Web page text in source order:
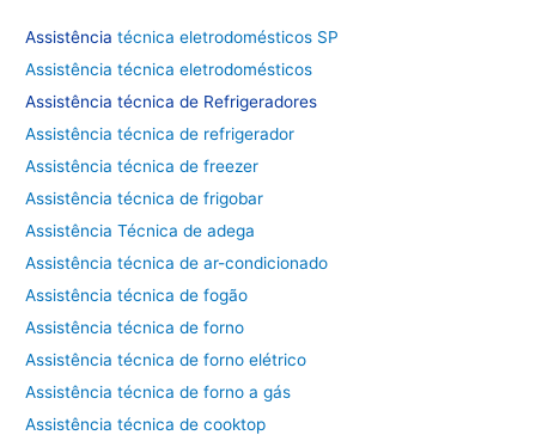
:Assistênciatécnica eletrodomésticos SP
Assistência técnica eletrodomésticos
Assistência técnica de Refrigeradores
Assistência técnica de refrigerador
Assistência técnica de freezer
Assistência técnica de frigobar
Assistência Técnica de adega
Assistência técnica de ar-condicionado
Assistência técnica de fogão
Assistência técnica de forno
Assistência técnica de forno elétrico
Assistência técnica de forno a gás
Assistência técnica de cooktop